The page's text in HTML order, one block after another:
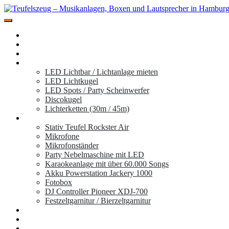
Zum
Inhalt
LED Lichtbar / Lichtanlage mieten
LED Lichtkugel
LED Spots / Party Scheinwerfer
Discokugel
Lichterketten (30m / 45m)
Stativ Teufel Rockster Air
Mikrofone
Mikrofonständer
Party Nebelmaschine mit LED
Karaokeanlage mit über 60.000 Songs
Akku Powerstation Jackery 1000
Fotobox
DJ Controller Pioneer XDJ-700
Festzeltgarnitur / Bierzeltgarnitur